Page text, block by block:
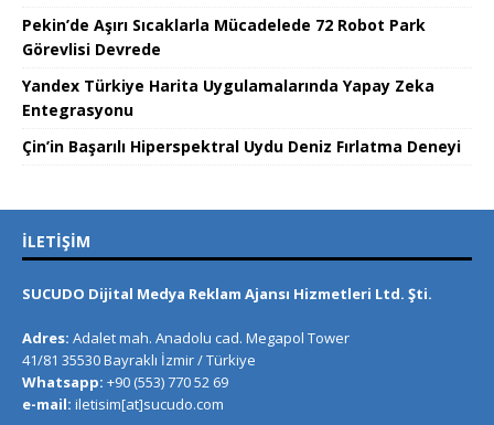
Pekin’de Aşırı Sıcaklarla Mücadelede 72 Robot Park
Görevlisi Devrede
Yandex Türkiye Harita Uygulamalarında Yapay Zeka
Entegrasyonu
Çin’in Başarılı Hiperspektral Uydu Deniz Fırlatma Deneyi
İLETIŞIM
SUCUDO Dijital Medya Reklam Ajansı Hizmetleri Ltd. Şti.
Adres: Adalet mah. Anadolu cad. Megapol Tower
41/81 35530 Bayraklı İzmir / Türkiye
Whatsapp: +90 (553) 770 52 69
e-mail: iletisim[at]sucudo.com